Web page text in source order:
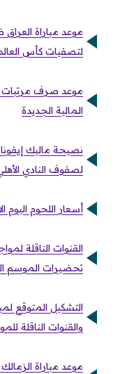
موعد مباراة العراق
لتصفيات كأس العالم
المالية الجديدة
نصيحة ماليك
لصفوف النادي
أسعار اللحوم
القنوات الناقلة
تحضيرات الموسم
التشكيل المتوقع
والقنوات الناقلة
موعد مباراة